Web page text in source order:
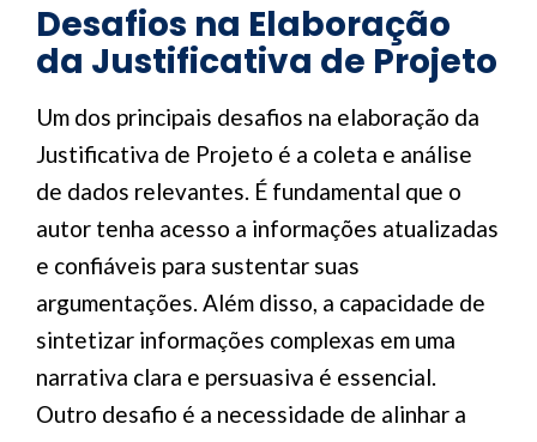
Desafios na Elaboração
da Justificativa de Projeto
Um dos principais desafios na elaboração da
Justificativa de Projeto é a coleta e análise
de dados relevantes. É fundamental que o
autor tenha acesso a informações atualizadas
e confiáveis para sustentar suas
argumentações. Além disso, a capacidade de
sintetizar informações complexas em uma
narrativa clara e persuasiva é essencial.
Outro desafio é a necessidade de alinhar a